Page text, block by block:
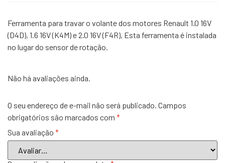
Ferramenta para travar o volante dos motores Renault 1.0 16V
(D4D), 1.6 16V (K4M) e 2.0 16V (F4R), Esta ferramenta é instalada
no lugar do sensor de rotação.
Não há avaliações ainda.
O seu endereço de e-mail não será publicado. Campos
obrigatórios são marcados com *
Sua avaliação *